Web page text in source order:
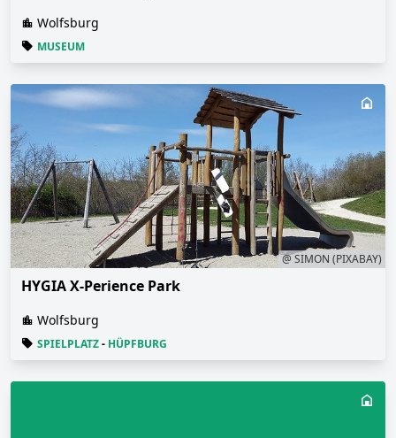
Wolfsburg
MUSEUM
@ SIMON (PIXABAY)
HYGIA X-Perience Park
Wolfsburg
SPIELPLATZ- HÜPFBURG